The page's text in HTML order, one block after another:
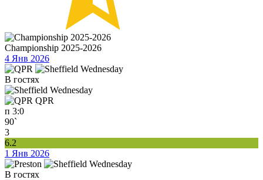
Championship 2025-2026
4 Янв 2026
В гостях
QPR
п 3:0
90`
3
6.2
1 Янв 2026
В гостях